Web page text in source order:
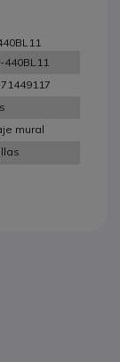
mural